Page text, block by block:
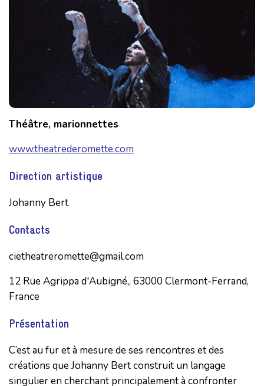
Théâtre, marionnettes
www.theatrederomette.com
Direction artistique
Johanny Bert
Contacts
cietheatreromette@gmail.com
12 Rue Agrippa d'Aubigné,, 63000 Clermont-Ferrand,
France
Présentation
C’est au fur et à mesure de ses rencontres et des
créations que Johanny Bert construit un langage
singulier en cherchant principalement à confronter